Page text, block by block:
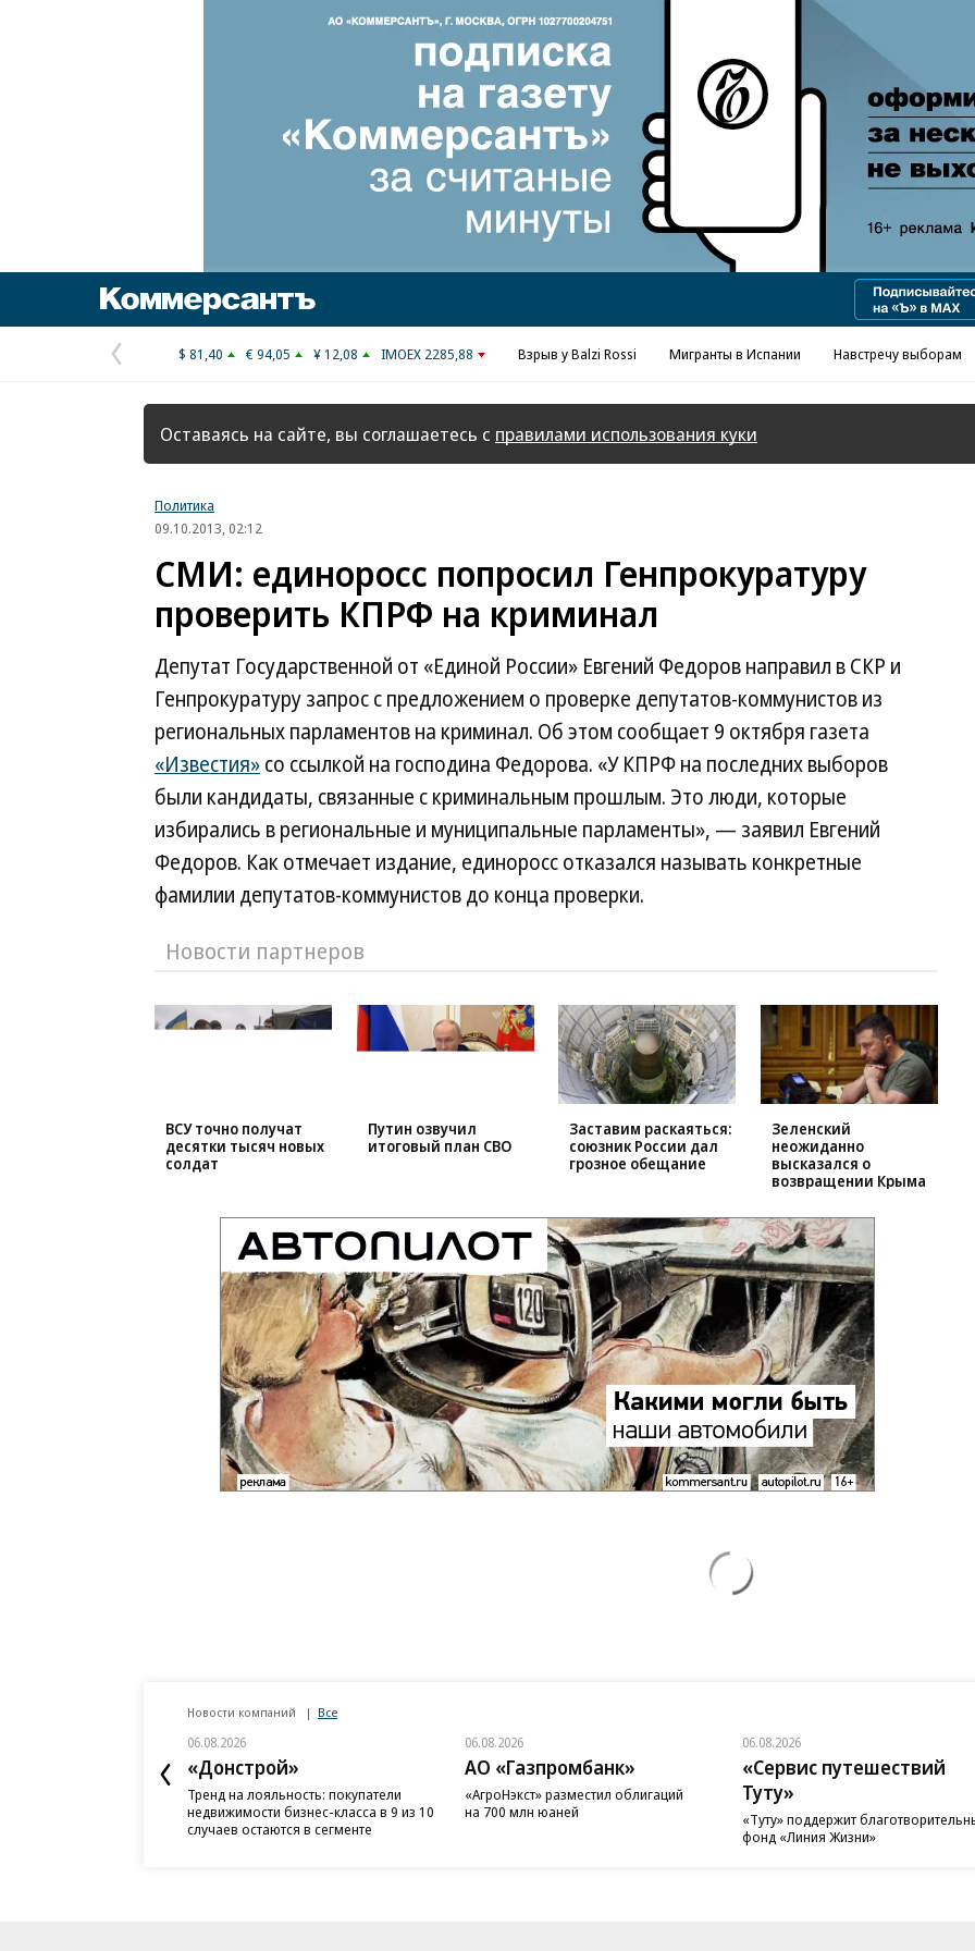
Реклама в «Ъ» www.kommersant.ru/ad
Предыдущая
страница
$ 81,40 € 94,05 ¥ 12,08 IMOEX 2285,88 Взрыв у Balzi Rossi Мигранты в Испании Навстречу выборам
Оставаясь на сайте, вы соглашаетесь с правилами использования куки
Политика
09.10.2013, 02:12
СМИ: единоросс попросил Генпрокуратуру
проверить КПРФ на криминал
Депутат Государственной от «Единой России» Евгений Федоров направил в СКР и
Генпрокуратуру запрос с предложением о проверке депутатов-коммунистов из
региональных парламентов на криминал. Об этом сообщает 9 октября газета
«Известия»со ссылкой на господина Федорова. «У КПРФ на последних выборов
были кандидаты, связанные с криминальным прошлым. Это люди, которые
избирались в региональные и муниципальные парламенты», — заявил Евгений
Федоров. Как отмечает издание, единоросс отказался называть конкретные
фамилии депутатов-коммунистов до конца проверки.
Новости партнеров
ВСУ точно получат
десятки тысяч новых
солдат
Путин озвучил
итоговый план СВО
Заставим раскаяться:
союзник России дал
грозное обещание
Зеленский
неожиданно
высказался о
возвращении Крыма
Новости компаний Все
06.08.2026
«Донстрой»
Тренд на лояльность: покупатели
недвижимости бизнес-класса в 9 из 10
случаев остаются в сегменте
06.08.2026
АО «Газпромбанк»
«АгроНэкст» разместил облигаций
на 700 млн юаней
06.08.2026
«Сервис путешествий
Туту»
«Туту» поддержит
фонд «Линия Жизни»